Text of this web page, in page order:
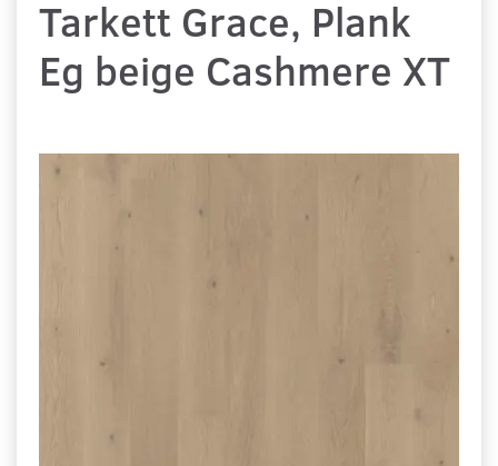
Tarkett Grace, Plank
Eg beige Cashmere XT